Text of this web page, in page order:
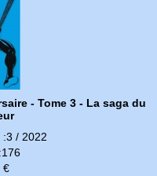
- Tome 3 - La saga du
:3 / 2022
€